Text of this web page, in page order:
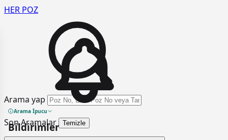
HER POZ
Arama yap
Arama İpucu
Son Aramalar Temizle
Bildirimler